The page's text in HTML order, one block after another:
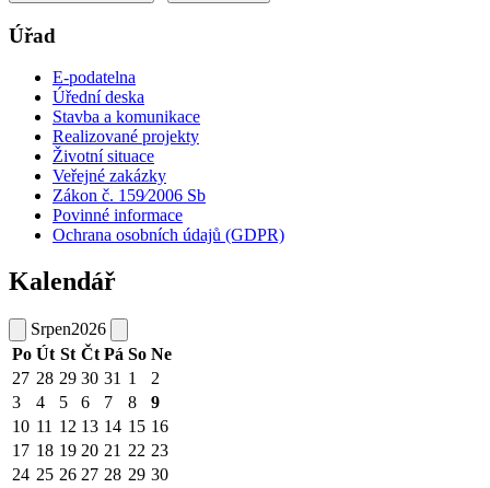
Úřad
E-podatelna
Úřední deska
Stavba a komunikace
Realizované projekty
Životní situace
Veřejné zakázky
Zákon č. 159⁄2006 Sb
Povinné informace
Ochrana osobních údajů (GDPR)
Kalendář
Srpen2026
Po Út St Čt Pá So Ne
27 28 29 30 31 1
2
3
4 5 6 7 8
9
10 11 12 13 14 15 16
17 18 19 20 21 22 23
24 25 26 27 28 29 30